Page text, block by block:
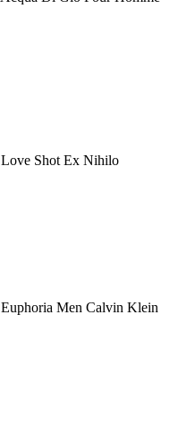
Love Shot Ex Nihilo
Euphoria Men Calvin Klein